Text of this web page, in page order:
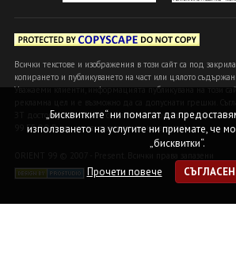
Всички текстове и изображения в този сайт са под
копирането и публикуването на част или цялото
Уважаеми клиенти, информацията публикувана на този
ЗТ достоверна и вярна се счита информацията,
99 БГ ООД или на оторизираните ни агенти!
„Бисквитките“ ни помагат да
използването на услугите ни приемате, че
„бисквитки“.
Прочети повече